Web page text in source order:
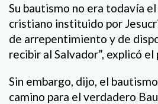
Su bautismo no era todavía
cristiano instituido por
de arrepentimiento y de
recibir al Salvador”, explicó
Sin embargo, dijo, el
camino para el verdadero